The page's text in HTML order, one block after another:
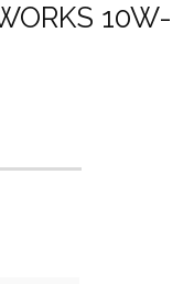
10W-